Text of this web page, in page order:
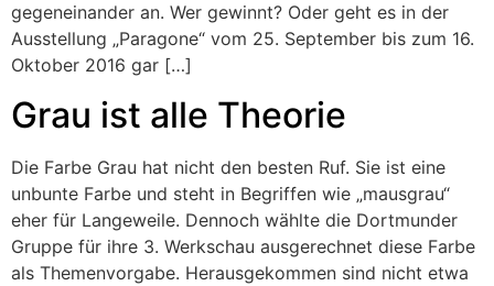
gegeneinander an. Wer gewinnt? Oder geht es in der
Ausstellung „Paragone“ vom 25. September bis zum 16.
Oktober 2016 gar […]
Grau ist alle Theorie
Die Farbe Grau hat nicht den besten Ruf. Sie ist eine
unbunte Farbe und steht in Begriffen wie „mausgrau“
eher für Langeweile. Dennoch wählte die Dortmunder
Gruppe für ihre 3. Werkschau ausgerechnet diese Farbe
als Themenvorgabe. Herausgekommen sind nicht etwa